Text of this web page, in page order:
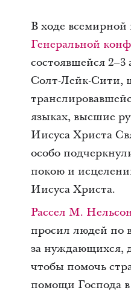
В ходе всемирной
Генеральной
состоявшейся 2–3
Солт-Лейк-
языках, высшие
Иисуса Христа
особо
покою и
Иисуса Христа.
Рассел М.
просил людей по
за нуждающихся,
чтобы помочь
помощи Господа